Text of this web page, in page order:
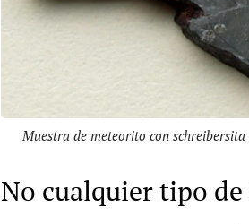
Muestra de meteorito con
No cualquier tipo